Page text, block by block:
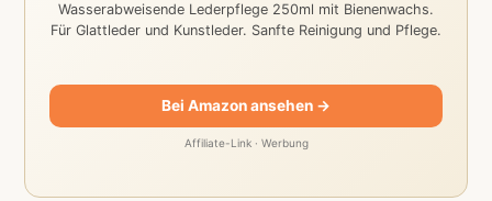
Wasserabweisende Lederpflege 250ml mit Bienenwachs.
Für Glattleder und Kunstleder. Sanfte Reinigung und Pflege.
Bei Amazon ansehen →
Affiliate-Link · Werbung